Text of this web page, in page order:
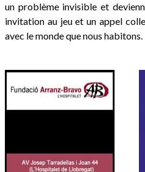
un problème invisible et
invitation au jeu et un appel
avec le monde que nous habitons.